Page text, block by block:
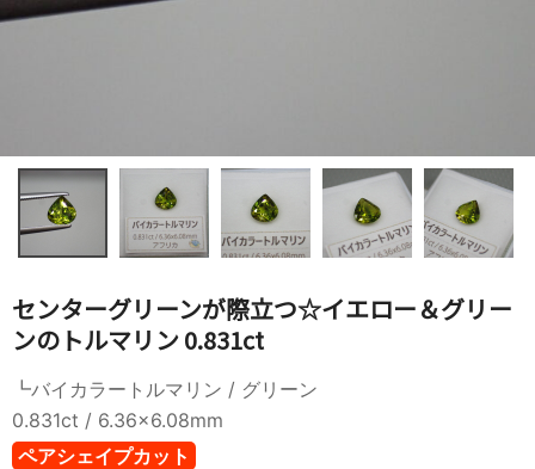
センターグリーンが際立つ☆イエロー＆グリー
ンのトルマリン 0.831ct
┗バイカラートルマリン / グリーン
0.831ct / 6.36x6.08mm
ペアシェイプカット